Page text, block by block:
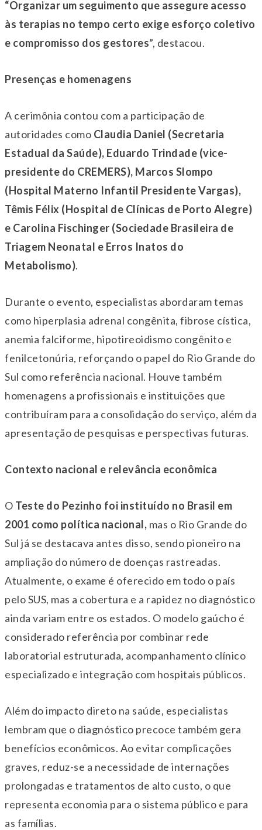
“Organizar um seguimento que assegure acesso
às terapias no tempo certo exige esforço coletivo
e compromisso dos gestores”, destacou.
Presenças e homenagens
A cerimônia contou com a participação de
autoridades como Claudia Daniel (Secretaria
Estadual da Saúde), Eduardo Trindade (vice-
presidente do CREMERS), Marcos Slompo
(Hospital Materno Infantil Presidente Vargas),
Têmis Félix (Hospital de Clínicas de Porto Alegre)
e Carolina Fischinger (Sociedade Brasileira de
Triagem Neonatal e Erros Inatos do
Metabolismo).
Durante o evento, especialistas abordaram temas
como hiperplasia adrenal congênita, fibrose cística,
anemia falciforme, hipotireoidismo congênito e
fenilcetonúria, reforçando o papel do Rio Grande do
Sul como referência nacional. Houve também
homenagens a profissionais e instituições que
contribuíram para a consolidação do serviço, além da
apresentação de pesquisas e perspectivas futuras.
Contexto nacional e relevância econômica
O Teste do Pezinho foi instituído no Brasil em
2001 como política nacional, mas o Rio Grande do
Sul já se destacava antes disso, sendo pioneiro na
ampliação do número de doenças rastreadas.
Atualmente, o exame é oferecido em todo o país
pelo SUS, mas a cobertura e a rapidez no diagnóstico
ainda variam entre os estados. O modelo gaúcho é
considerado referência por combinar rede
laboratorial estruturada, acompanhamento clínico
especializado e integração com hospitais públicos.
Além do impacto direto na saúde, especialistas
lembram que o diagnóstico precoce também gera
benefícios econômicos. Ao evitar complicações
graves, reduz-se a necessidade de internações
prolongadas e tratamentos de alto custo, o que
representa economia para o sistema público e para
as famílias.